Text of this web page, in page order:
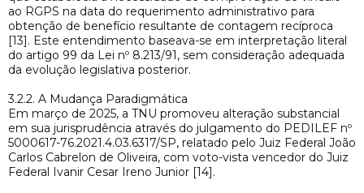
ao RGPS na data do requerimento administrativo para
obtenção de benefício resultante de contagem recíproca
[13]. Este entendimento baseava-se em interpretação literal
do artigo 99 da Lei nº 8.213/91, sem consideração adequada
da evolução legislativa posterior.
3.2.2. A Mudança Paradigmática
Em março de 2025, a TNU promoveu alteração substancial
em sua jurisprudência através do julgamento do PEDILEF nº
5000617-76.2021.4.03.6317/SP, relatado pelo Juiz Federal João
Carlos Cabrelon de Oliveira, com voto-vista vencedor do Juiz
Federal Ivanir Cesar Ireno Junior [14].